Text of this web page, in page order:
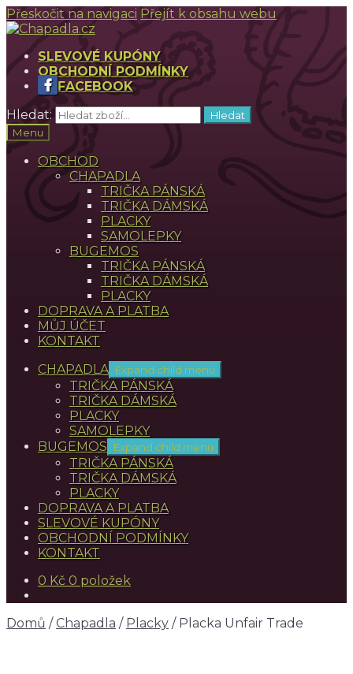
Přeskočit na navigaci Přejít k obsahu webu
SLEVOVÉ KUPÓNY
OBCHODNÍ PODMÍNKY
FACEBOOK
Hledat:
Hledat
Menu
OBCHOD
CHAPADLA
TRIČKA PÁNSKÁ
TRIČKA DÁMSKÁ
PLACKY
SAMOLEPKY
BUGEMOS
TRIČKA PÁNSKÁ
TRIČKA DÁMSKÁ
PLACKY
DOPRAVA A PLATBA
MŮJ ÚČET
KONTAKT
CHAPADLA Expand child menu
TRIČKA PÁNSKÁ
TRIČKA DÁMSKÁ
PLACKY
SAMOLEPKY
BUGEMOS
Expand child menu
TRIČKA PÁNSKÁ
TRIČKA DÁMSKÁ
PLACKY
DOPRAVA A PLATBA
SLEVOVÉ KUPÓNY
OBCHODNÍ PODMÍNKY
KONTAKT
0 Kč 0 položek
Domů /Chapadla / Placky / Placka Unfair Trade